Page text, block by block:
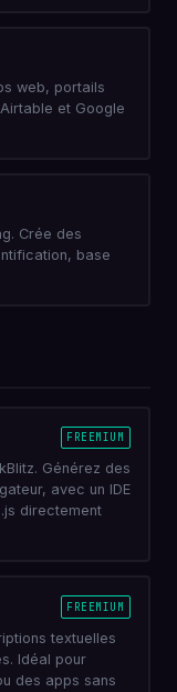
web, portails
et Google
Crée des
base
FREEMIUM
Générez des
avec un IDE
directement
FREEMIUM
textuelles
Idéal pour
des apps sans